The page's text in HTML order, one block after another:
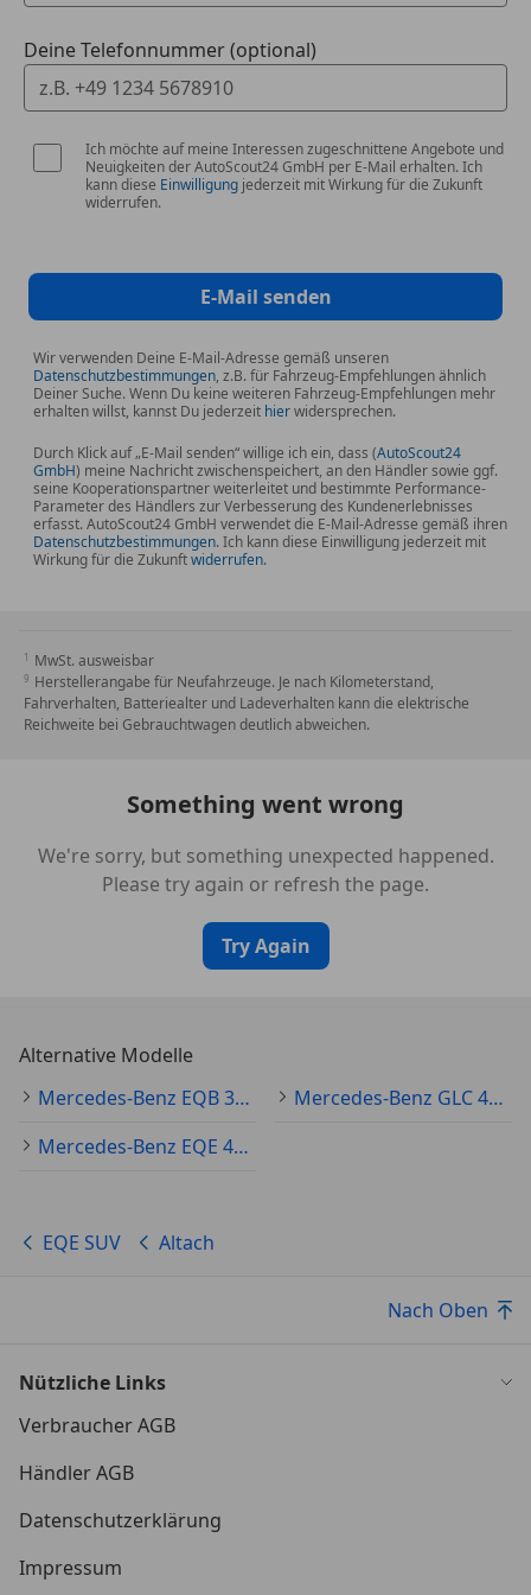
Bremssättel Rot lackiert
LM-Felgen
Night-Paket II
Metallic-Lackierung
Zustand, Aussehen: 1, sehr gut, 5-türig, Zustand,
Fahrzeuggarantie vom Hersteller, Zustand: unfallfrei,
Antriebsart: Vollelektrisch (BEV)
sofort lieferbar
Deine Telefonnummer (optional)
Ich möchte auf meine Interessen zugeschnittene Angebote und
Neuigkeiten der AutoScout24 GmbH per E-Mail erhalten. Ich
kann diese Einwilligung jederzeit mit Wirkung für die Zukunft
widerrufen.
E-Mail senden
Wir verwenden Deine E-Mail-Adresse gemäß unseren
Datenschutzbestimmungen, z.B. für Fahrzeug-Empfehlungen ähnlich
Deiner Suche. Wenn Du keine weiteren Fahrzeug-Empfehlungen mehr
erhalten willst, kannst Du jederzeit hierwidersprechen.
Durch Klick auf „E-Mail senden“ willige ich ein, dass (AutoScout24
GmbH) meine Nachricht zwischenspeichert, an den Händler sowie ggf.
seine Kooperationspartner weiterleitet und bestimmte Performance-
Parameter des Händlers zur Verbesserung des Kundenerlebnisses
erfasst. AutoScout24 GmbH verwendet die E-Mail-Adresse gemäß ihren
Datenschutzbestimmungen. Ich kann diese Einwilligung jederzeit mit
Wirkung für die Zukunftwiderrufen.
MwSt. ausweisbar
Herstellerangabe für Neufahrzeuge. Je nach Kilometerstand,
Fahrverhalten, Batteriealter und Ladeverhalten kann die elektrische
Reichweite bei Gebrauchtwagen deutlich abweichen.
Something went wrong
We're sorry, but something unexpected happened.
Please try again or refresh the page.
Try Again
Alternative Modelle
Mercedes-Benz EQB 300 Gebraucht
Mercedes-Benz GLC 400 Gebraucht
Mercedes-Benz EQE 43 Gebraucht
EQE SUV Altach
Nach Oben
Nützliche Links
Verbraucher AGB
Händler AGB
Datenschutzerklärung
Impressum